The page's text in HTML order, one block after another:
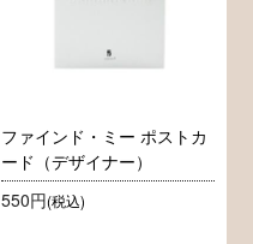
ファインド・ミー ポストカ
ード（デザイナー）
550円(税込)